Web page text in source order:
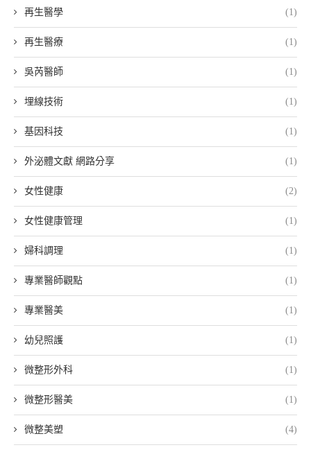
再生醫學 (1)
再生醫療 (1)
吳芮醫師 (1)
埋線技術 (1)
基因科技 (1)
外泌體文獻 網路分享 (1)
女性健康 (2)
女性健康管理 (1)
婦科調理 (1)
專業醫師觀點 (1)
專業醫美 (1)
幼兒照護 (1)
微整形外科 (1)
微整形醫美 (1)
微整美塑 (4)